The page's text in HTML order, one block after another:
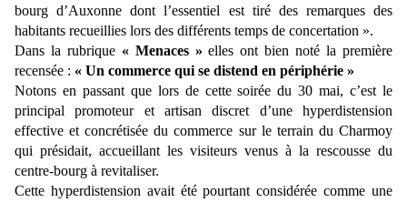
bourg d’Auxonne dont l’essentiel est tiré des remarques des
habitants recueillies lors des différents temps de concertation ».
Dans la rubrique « Menaces » elles ont bien noté la première
recensée : « Un commerce qui se distend en périphérie »
Notons en passant que lors de cette soirée du 30 mai, c’est le
principal promoteur et artisan discret d’une hyperdistension
effective et concrétisée du commerce sur le terrain du Charmoy
qui présidait, accueillant les visiteurs venus à la rescousse du
centre-bourg à revitaliser.
Cette hyperdistension avait été pourtant considérée comme une